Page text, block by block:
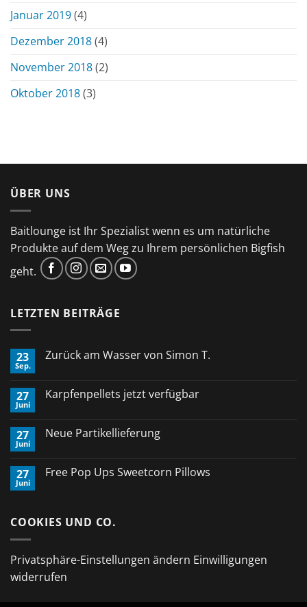
Januar 2019(4)
Dezember 2018(4)
November 2018(2)
Oktober 2018(3)
ÜBER UNS
Baitlounge ist Ihr Spezialist wenn es um natürliche
Produkte auf dem Weg zu Ihrem persönlichen Bigfish
geht.
LETZTEN BEITRÄGE
23
Sep.
Zurück am Wasser von Simon T.
Zurück
Simon
T.
27
Juni
Karpfenpellets jetzt verfügbar
Karpfenpellets
27
Juni
Neue Partikellieferung
Neue
27
Juni
Free Pop Ups Sweetcorn Pillows
Pop
COOKIES UND CO.
Privatsphäre-Einstellungen ändern Einwilligungen
widerrufen